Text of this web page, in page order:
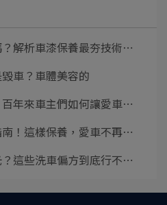
解析車漆保養最夯技術⋯
車？車體美容的
年來車主們如何讓愛車⋯
！這樣保養，愛車不再⋯
這些洗車偏方到底行不⋯